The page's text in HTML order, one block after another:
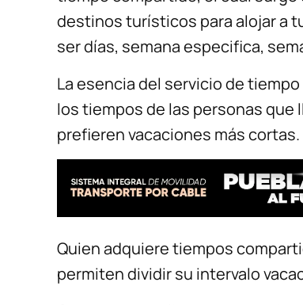
destinos turísticos para alojar a
ser días, semana especifica,
La esencia del servicio de
los tiempos de las personas que
prefieren vacaciones más cortas.
Quien adquiere tiempos
permiten dividir su intervalo